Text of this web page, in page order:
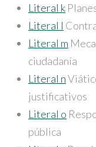
Literal k
Literal l
Literal m
ciudadanía
Literal n
justificativos
Literal o
pública